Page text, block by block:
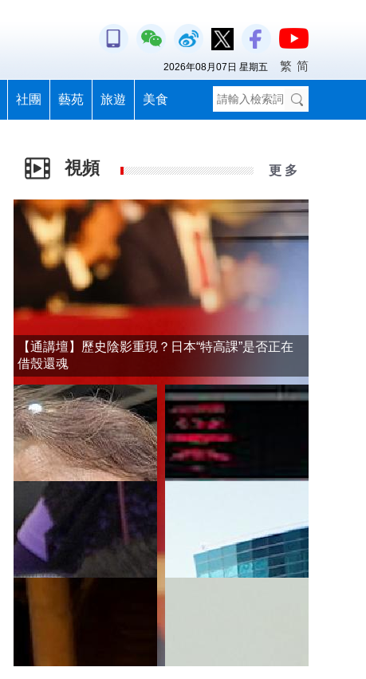
社團 藝苑 旅遊 美食
2026年08月07日 星期五 繁 简
視頻 更 多
【通講壇】歷史陰影重現？日本“特高課”是否正在
借殼還魂